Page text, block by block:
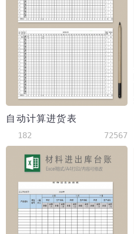
自动计算进货表
182 72567